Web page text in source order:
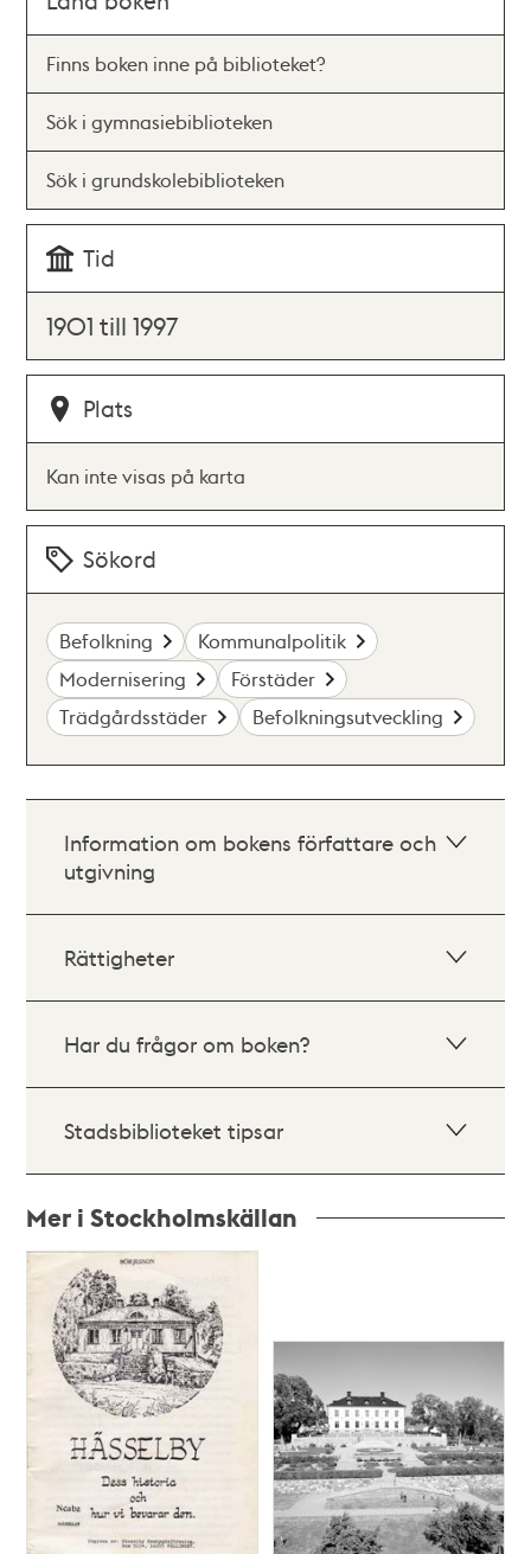
Finns boken inne på biblioteket?
Sök i gymnasiebiblioteken
Sök i grundskolebiblioteken
Tid
1901 till 1997
Plats
Kan inte visas på karta
Sökord
Befolkning
Kommunalpolitik
Modernisering
Förstäder
Trädgårdsstäder
Befolkningsutveckling
Information om bokens författare och
utgivning
Rättigheter
Har du frågor om boken?
Stadsbiblioteket tipsar
Mer i Stockholmskällan
Relaterade
poster
och
teman